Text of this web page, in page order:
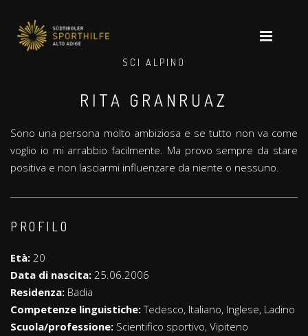
SCI ALPINO
RITA GRANRUAZ
Sono una persona molto ambiziosa e se tutto non va come
voglio io mi arrabbio facilmente. Ma provo sempre da stare
positiva e non lasciarmi influenzare da niente o nessuno.
PROFILO
Età: 20
Data di nascita: 25.06.2006
Residenza: Badia
Competenze linguistiche:Tedesco, Italiano, Inglese, Ladino
Scuola/professione: Scientifico sportivo, Vipiteno